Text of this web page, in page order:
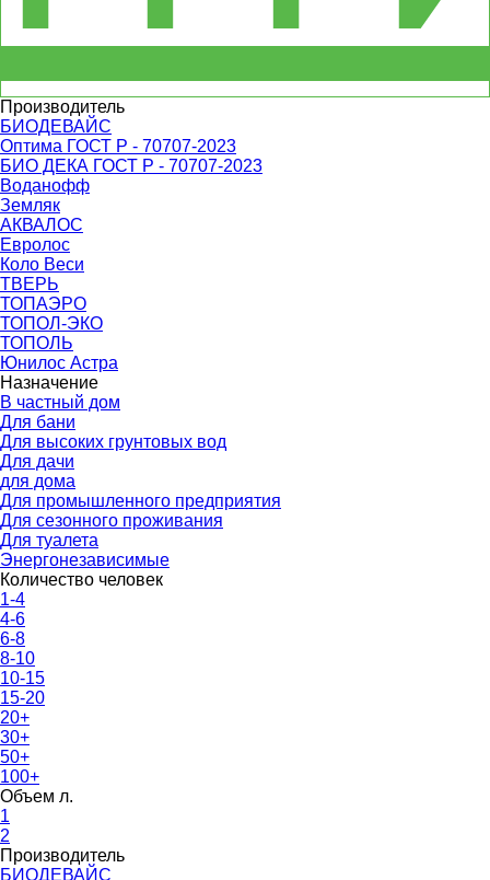
Производитель
БИОДЕВАЙС
Оптима ГОСТ Р - 70707-2023
БИО ДЕКА ГОСТ Р - 70707-2023
Воданофф
Земляк
АКВАЛОС
Евролос
Коло Веси
ТВЕРЬ
ТОПАЭРО
ТОПОЛ-ЭКО
ТОПОЛЬ
Юнилос Астра
Назначение
В частный дом
Для бани
Для высоких грунтовых вод
Для дачи
для дома
Для промышленного предприятия
Для сезонного проживания
Для туалета
Энергонезависимые
Количество человек
1-4
4-6
6-8
8-10
10-15
15-20
20+
30+
50+
100+
Объем л.
1
2
Производитель
БИОДЕВАЙС